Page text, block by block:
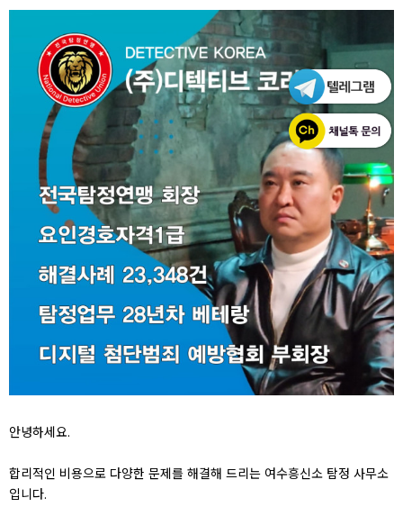
안녕하세요.
합리적인 비용으로 다양한 문제를 해결해 드리는 여수흥신소 탐정 사무소
입니다.